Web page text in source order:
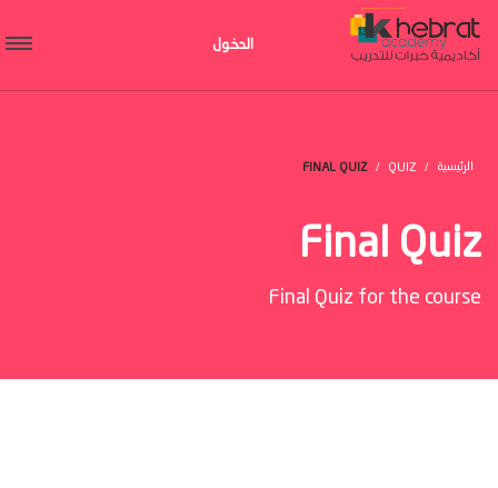
الدخول
الرئيسية QUIZ
FINAL QUIZ
Final Quiz
Final Quiz for the course